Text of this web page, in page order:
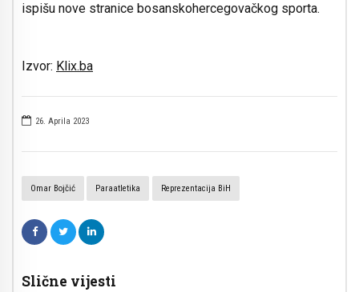
26. Aprila 2023
Omar Bojčić Paraatletika Reprezentacija BiH
Slične vijesti
ispišu nove stranice bosanskohercegovačkog sporta.
Izvor: Klix.ba